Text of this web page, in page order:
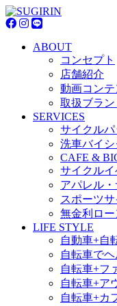
ABOUT
コンセプト
店舗紹介
動画コンテ
取扱ブラン
SERVICES
サイクル
洗車バイ
CAFE &
サイクル
アパレル
スポーツ
無金利ロー
LIFE STYLE
自動車+自
自転車で
自転車+フ
自転車+ア
自転車+カ